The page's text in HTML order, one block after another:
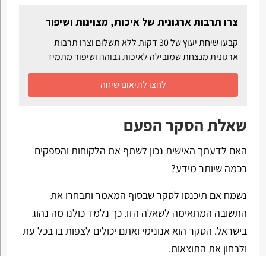
צרו תרבות ארגונית של איכות, מצוינות ושיפור
קבעו שיחת יעוץ של 30 דקות ללא תשלום וצרו תרבות
ארגונית מנצחת שמובילה לאיכות גבוהה ושיפור מתמיד
לחצו לתיאום שיחה
שאלת הסקר הפעם
האם לדעתך האישית נכון לשתף את הלקוחות והספקים
בכמה שיותר מידע?
נשמח אם תיכנסו לסקר שבסוף המאמר ותבחרו את
התשובה המתאימה לשאלה הזו. כך נלמד כולנו מה נהוג
בישראל. הסקר הוא אנונימי ואתם יכולים לצפות בו בכל עת
ולבחון את התוצאות.